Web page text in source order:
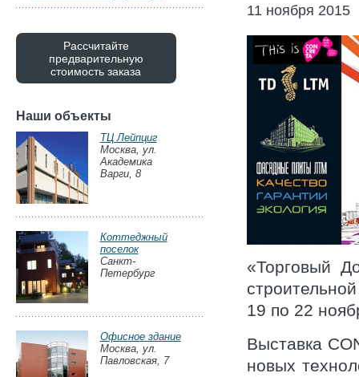
11 ноября 2015
«Торговый
19 по 22
Выставка
новых
Рассчитайте
предварительную
стоимость заказа
Наши объекты
ТЦ Лейпциг
Москва, ул.
Академика
Варги, 8
Коттеджный
поселок
Санкт-
Петербург
Офисное здание
Москва, ул.
Павловская, 7